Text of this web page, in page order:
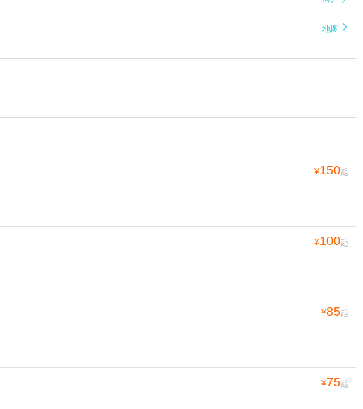
地图 
¥150起
¥100起
¥85起
¥75起